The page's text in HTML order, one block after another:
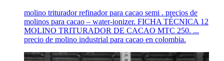
molino triturador refinador para cacao semi . precios de
molinos para cacao – water-ionizer. FICHA TÉCNICA 12
MOLINO TRITURADOR DE CACAO MTC 250. ...
precio de molino industrial para cacao en colombia.